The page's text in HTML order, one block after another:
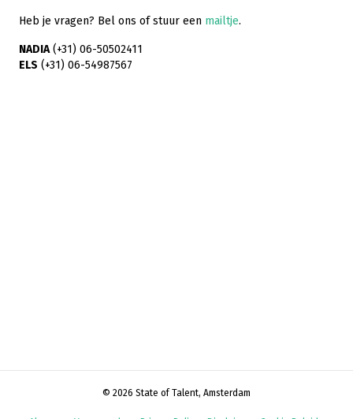
Heb je vragen? Bel ons of stuur een mailtje.
NADIA(+31) 06-50502411
ELS (+31) 06-54987567
© 2026 State of Talent, Amsterdam